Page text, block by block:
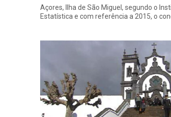
Açores, Ilha de São Miguel, segundo o
Estatística e com referência a 2015, o